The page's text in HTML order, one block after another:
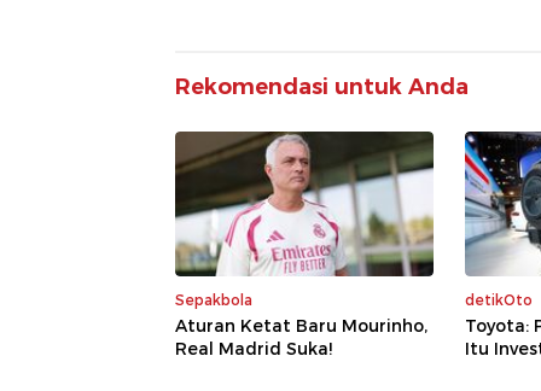
Rekomendasi untuk Anda
Sepakbola
Aturan Ketat Baru Mourinho,
Real Madrid Suka!
detikOto
Toyota:
Itu